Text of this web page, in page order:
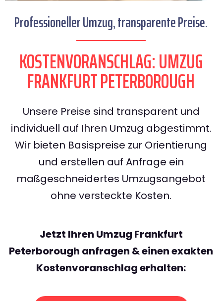
Professioneller Umzug, transparente Preise.
KOSTENVORANSCHLAG: UMZUG
FRANKFURT PETERBOROUGH
Unsere Preise sind transparent und
individuell auf Ihren Umzug abgestimmt.
Wir bieten Basispreise zur Orientierung
und erstellen auf Anfrage ein
maßgeschneidertes Umzugsangebot
ohne versteckte Kosten.
Jetzt Ihren Umzug Frankfurt
Peterborough anfragen & einen exakten
Kostenvoranschlag erhalten: